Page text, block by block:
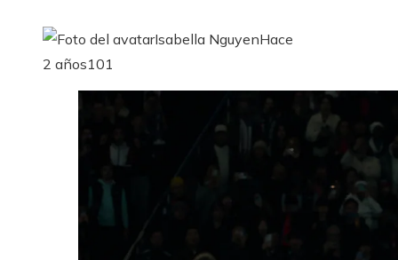
Isabella NguyenHace
2 años101